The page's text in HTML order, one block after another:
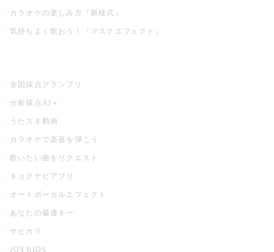
カラオケの楽しみ方『新様式』
気持ちよく歌おう！『マスクエフェクト』
全国採点グランプリ
分析採点AI＋
うたスキ動画
カラオケで楽器を弾こう
歌いたい曲をリクエスト
キョクナビアプリ
オートボーカルエフェクト
あなたの最適キー
サビカラ
JOYKIDS